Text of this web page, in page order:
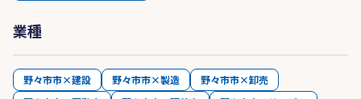
業種
野々市市×建設 野々市市×製造
野々市市×卸売